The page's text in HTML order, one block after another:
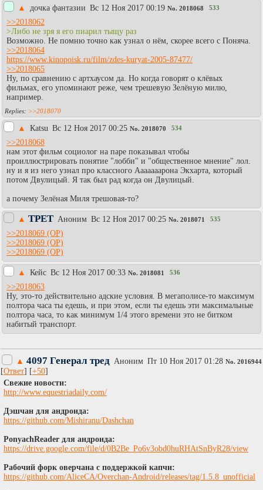
▲ дочка фантазии Вc 12 Ноя 2017 00:19 No. 2018068 533
>>2018062
>Либо не зря я его пиарил тыщу раз
Возможно. Не помню точно как узнал о нём, скорее всего с Поняча.
>>2018064
https://www.kinopoisk.ru/film/zdes-kuryat-2005-87477/
>>2018065
Ну, по сравнению с артхаусом да. Но когда говорят о клёвых
фильмах, его упоминают реже, чем трешевую Зелёную милю,
например.
>>2018070
▲ Каtsu Вc 12 Ноя 2017 00:25 No. 2018070 534
>>2018068
нам этот фильм социолог на паре показывал чтобы
проиллюстрировать понятие "лобби" и "общественное мнение" лол.
ну и я из него узнал про классного Ааааааарона Экхарта, который
потом Двулицый. Я так был рад когда он Двулицый.
а почему Зелёная Миля трешовая-то?
▲ ТРЕТ Аноним Вc 12 Ноя 2017 00:25 No. 2018071 535
>>2018069
>>2018069
>>2018069
▲ Кейс Вc 12 Ноя 2017 00:33 No. 2018081 536
>>2018063
Ну, это-то действительно адские условия. В мегаполисе-то максимум
полтора часа ты едешь, и при этом, если ты едешь эти максимальные
полтора часа, то как минимум 1/4 этого времени это не битком
набитый транспорт.
▲ 4097 Генерал тред Аноним Пт 10 Ноя 2017 01:28 No. 2016944
[Ответ] [+50]
Cвежие новости:
http://www.equestriadaily.com/
Дэшчан для андроида:
https://github.com/Mishiranu/Dashchan
PonyachReader для андроида:
https://drive.google.com/file/d/0B2Be_Po6v3obd0huRHAtSnByR28/view
Рабочий форк оверчана с поддержкой капчи:
https://github.com/AliceCA/Overchan-Android/releases/tag/1.5.8_unofficial